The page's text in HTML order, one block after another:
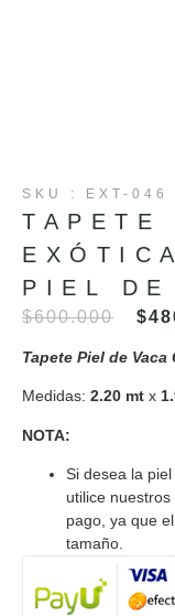
SKU : EXT-046
TAPETE
PIEL DE
$600.000 $
Tapete Piel de Vaca
Medidas: 2.20 mt x
NOTA:
Si desea la
utilice
pago, ya que
tamaño.